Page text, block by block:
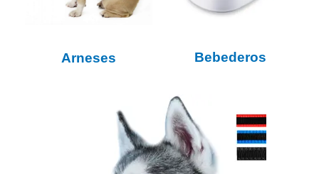
Arneses Bebederos